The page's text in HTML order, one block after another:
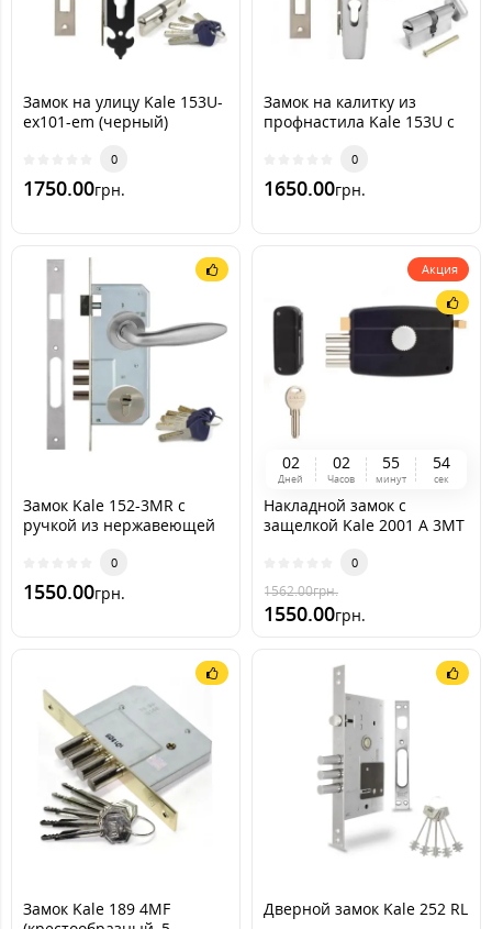
Замок на улицу Kale 153U-
ex101-em (черный)
0
1750.00грн.
Замок на калитку из
профнастила Kale 153U с
[транспортный белый]
(комплект)
0
1650.00грн.
Замок Kale 152-3MR с
ручкой из нержавеющей
0
1550.00грн.
Акция
02
Дней
02
Часов
55
минут
52
сек
Накладной замок с
защелкой Kale 2001 A 3MT
0
1562.00грн.
1550.00грн.
Замок Kale 189 4MF
Дверной замок Kale 252 RL